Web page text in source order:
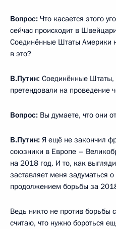
Вопрос: Что касается этого
сейчас происходит в
Соединённые Штаты Америки
в это?
В.Путин: Соединённые Штаты,
претендовали на проведение
Вопрос: Вы думаете, что они
В.Путин: Я ещё не закончил
союзники в Европе –
на 2018 год. И то, как
заставляет меня задуматься
продолжением борьбы за
Ведь никто не против борьбы
считаю, что нужно бороться